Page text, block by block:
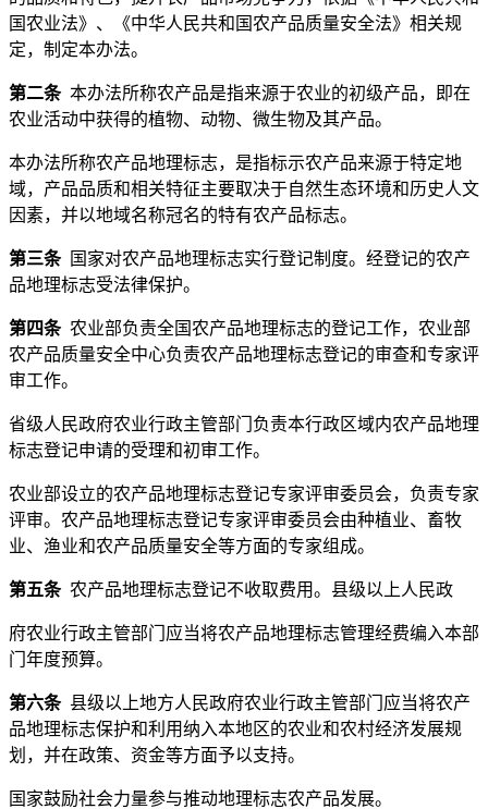
国农业法》、《中华人民共和国农产品质量安全法》相关规
定，制定本办法。
第二条本办法所称农产品是指来源于农业的初级产品，即在
农业活动中获得的植物、动物、微生物及其产品。
本办法所称农产品地理标志，是指标示农产品来源于特定地
域，产品品质和相关特征主要取决于自然生态环境和历史人文
因素，并以地域名称冠名的特有农产品标志。
第三条国家对农产品地理标志实行登记制度。经登记的农产
品地理标志受法律保护。
第四条农业部负责全国农产品地理标志的登记工作，农业部
农产品质量安全中心负责农产品地理标志登记的审查和专家评
审工作。
省级人民政府农业行政主管部门负责本行政区域内农产品地理
标志登记申请的受理和初审工作。
农业部设立的农产品地理标志登记专家评审委员会，负责专家
评审。农产品地理标志登记专家评审委员会由种植业、畜牧
业、渔业和农产品质量安全等方面的专家组成。
第五条农产品地理标志登记不收取费用。县级以上人民政
府农业行政主管部门应当将农产品地理标志管理经费编入本部
门年度预算。
第六条县级以上地方人民政府农业行政主管部门应当将农产
品地理标志保护和利用纳入本地区的农业和农村经济发展规
划，并在政策、资金等方面予以支持。
国家鼓励社会力量参与推动地理标志农产品发展。